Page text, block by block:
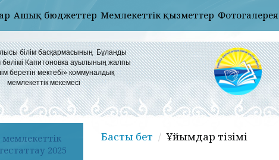
Ашық бюджеттер Мемлекеттік қызметтер Фотогалерея
білім басқармасының Бұланды
бөлімі Капитоновка ауылының жалпы
беретін мектебі» коммуналдық
мемлекеттік мекемесі
2025
Басты бет Ұйымдар тізімі